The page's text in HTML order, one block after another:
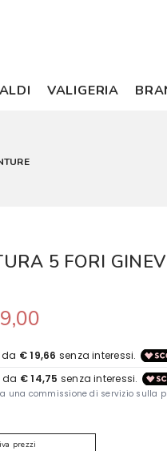
VALIGERIA
5 FORI
prezzi